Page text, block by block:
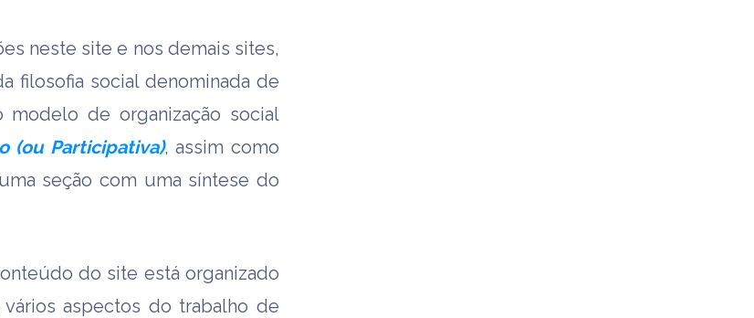
neste site e nos demais sites,
filosofia social denominada de
de organização social
(ou Participativa), assim como
seção com uma síntese do
do site está organizado
aspectos do trabalho de